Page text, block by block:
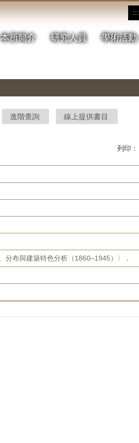
:::
本所簡介 研究人員 學術活動
進階查詢 線上提供書目
列印：
分布與建築特色分析（1860–1945）〉，